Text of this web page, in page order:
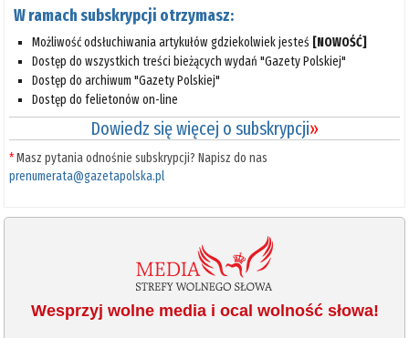
W ramach subskrypcji otrzymasz:
Możliwość odsłuchiwania artykułów gdziekolwiek jesteś [NOWOŚĆ]
Dostęp do wszystkich treści bieżących wydań "Gazety Polskiej"
Dostęp do archiwum "Gazety Polskiej"
Dostęp do felietonów on-line
Dowiedz się więcej o subskrypcji»
*Masz pytania odnośnie subskrypcji? Napisz do nas
prenumerata@gazetapolska.pl
Wesprzyj wolne media i ocal wolność słowa!